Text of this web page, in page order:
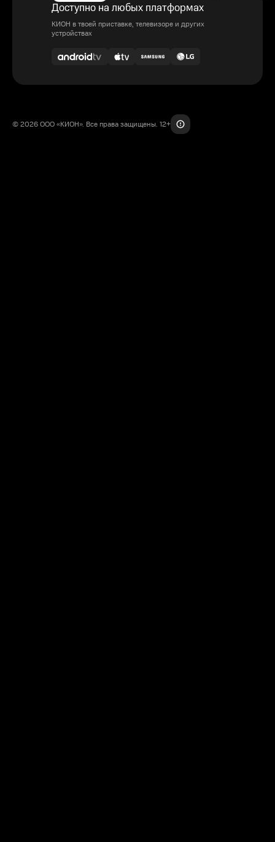
Доступно на любых платформах
КИОН в твоей приставке, телевизоре и других
устройствах
© 2026 ООО «КИОН». Все права защищены. 12+